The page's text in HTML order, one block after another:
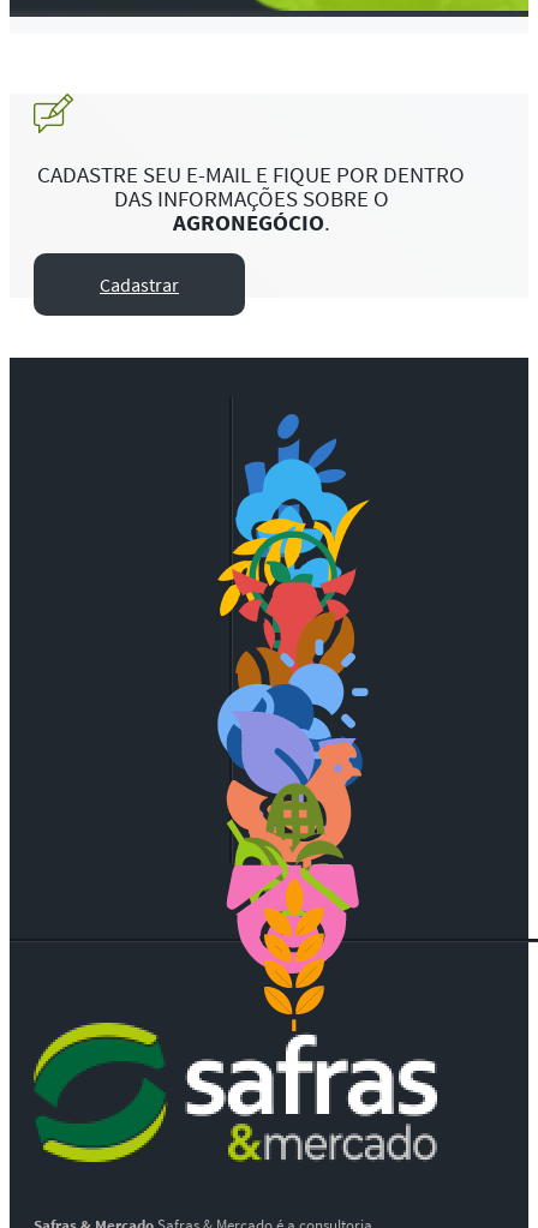
CADASTRE SEU E-MAIL E FIQUE POR DENTRO
DAS INFORMAÇÕES SOBRE O
AGRONEGÓCIO.
Cadastrar